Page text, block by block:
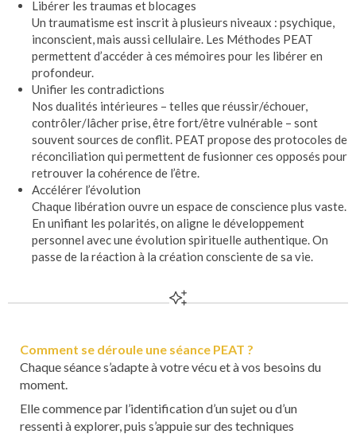
Libérer les traumas et blocages
Un traumatisme est inscrit à plusieurs niveaux : psychique,
inconscient, mais aussi cellulaire. Les Méthodes PEAT
permettent d’accéder à ces mémoires pour les libérer en
profondeur.
Unifier les contradictions
Nos dualités intérieures – telles que réussir/échouer,
contrôler/lâcher prise, être fort/être vulnérable – sont
souvent sources de conflit. PEAT propose des protocoles de
réconciliation qui permettent de fusionner ces opposés pour
retrouver la cohérence de l’être.
Accélérer l’évolution
Chaque libération ouvre un espace de conscience plus vaste.
En unifiant les polarités, on aligne le développement
personnel avec une évolution spirituelle authentique. On
passe de la réaction à la création consciente de sa vie.
Comment se déroule une séance PEAT ?
Chaque séance s’adapte à votre vécu et à vos besoins du
moment.
Elle commence par l’identification d’un sujet ou d’un
ressenti à explorer, puis s’appuie sur des techniques